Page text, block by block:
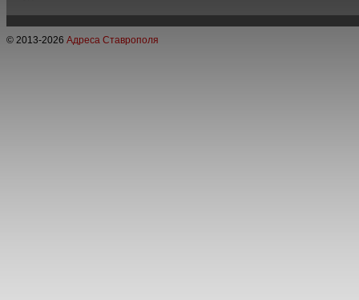
© 2013-2026 Адреса Ставрополя